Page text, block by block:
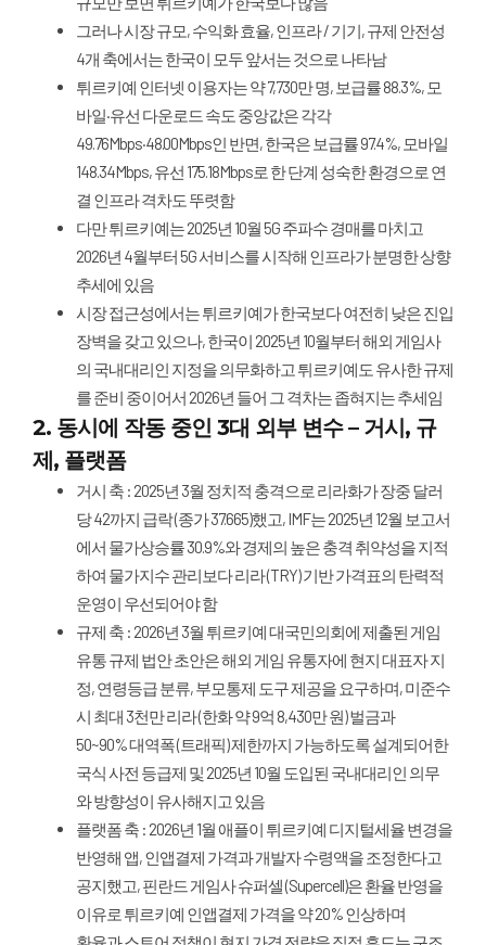
그러나 시장 규모, 수익화 효율, 인프라 / 기기, 규제 안전성
4개 축에서는 한국이 모두 앞서는 것으로 나타남
튀르키예 인터넷 이용자는 약 7,730만 명, 보급률 88.3%, 모
바일·유선 다운로드 속도 중앙값은 각각
49.76Mbps·48.00Mbps인 반면, 한국은 보급률 97.4%, 모바일
148.34Mbps, 유선 175.18Mbps로 한 단계 성숙한 환경으로 연
결 인프라 격차도 뚜렷함
다만 튀르키예는 2025년 10월 5G 주파수 경매를 마치고
2026년 4월부터 5G 서비스를 시작해 인프라가 분명한 상향
추세에 있음
시장 접근성에서는 튀르키예가 한국보다 여전히 낮은 진입
장벽을 갖고 있으나, 한국이 2025년 10월부터 해외 게임사
의 국내대리인 지정을 의무화하고 튀르키예도 유사한 규제
를 준비 중이어서 2026년 들어 그 격차는 좁혀지는 추세임
2. 동시에 작동 중인 3대 외부 변수 – 거시, 규
제, 플랫폼
거시 축 : 2025년 3월 정치적 충격으로 리라화가 장중 달러
당 42까지 급락 (종가 37.665)했고, IMF는 2025년 12월 보고서
에서 물가상승률 30.9%와 경제의 높은 충격 취약성을 지적
하여 물가지수 관리보다 리라 (TRY) 기반 가격표의 탄력적
운영이 우선되어야 함
규제 축 : 2026년 3월 튀르키예 대국민의회에 제출된 게임
유통 규제 법안 초안은 해외 게임 유통자에 현지 대표자 지
정, 연령등급 분류, 부모통제 도구 제공을 요구하며, 미준수
시 최대 3천만 리라 (한화 약 9억 8,430만 원) 벌금과
50~90% 대역폭 (트래픽) 제한까지 가능하도록 설계되어한
국식 사전 등급제 및 2025년 10월 도입된 국내대리인 의무
와 방향성이 유사해지고 있음
플랫폼 축 : 2026년 1월 애플이 튀르키예 디지털세율 변경을
반영해 앱, 인앱결제 가격과 개발자 수령액을 조정한다고
공지했고, 핀란드 게임사 슈퍼셀 (Supercell)은 환율 반영을
이유로 튀르키예 인앱결제 가격을 약 20% 인상하며